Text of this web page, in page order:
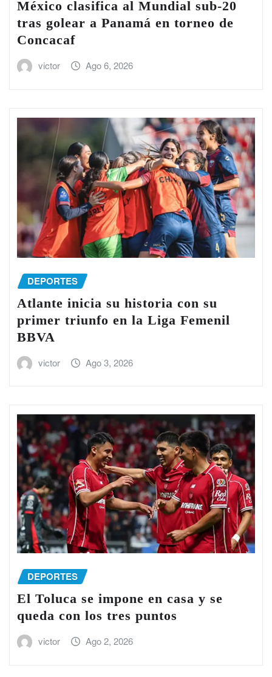
México clasifica al Mundial sub-20
tras golear a Panamá en torneo de
Concacaf
victor Ago 6, 2026
DEPORTES
Atlante inicia su historia con su
primer triunfo en la Liga Femenil
BBVA
victor Ago 3, 2026
DEPORTES
El Toluca se impone en casa y se
queda con los tres puntos
victor Ago 2, 2026